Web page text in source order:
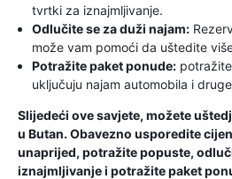
tvrtki za iznajmljivanje.
Odlučite se za duži najam:
može vam pomoći da uštedite
Potražite paket ponude:
uključuju najam automobila i
Slijedeći ove savjete, možete
u Butan. Obavezno usporedite
unaprijed, potražite popuste,
iznajmljivanje i potražite paket